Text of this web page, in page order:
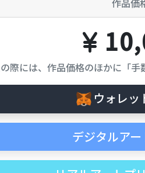
際には、作品価格のほかに「手
ウォレッ
デジタルア